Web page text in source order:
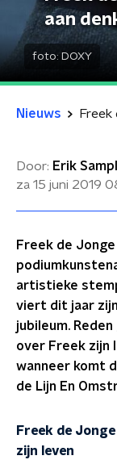
aan
foto: DOXY
Nieuws
Door: Erik
za 15 juni 2019
Freek de
artistieke
viert dit jaar
jubileum.
over Freek zijn
wanneer komt
de Lijn En
Freek de
zijn leven